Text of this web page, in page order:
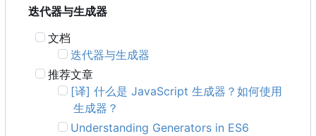
迭代器与生成器
文档
迭代器与生成器
推荐文章
[译] 什么是 JavaScript 生成器？如何使用
生成器？
Understanding Generators in ES6